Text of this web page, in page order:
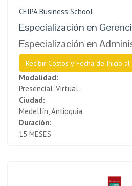
CEIPA Business School
Especialización en
Especialización en
Recibir Costos y Fecha de Inicio al
Modalidad:
Presencial, Virtual
Ciudad:
Medellín, Antioquia
Duración:
15 MESES